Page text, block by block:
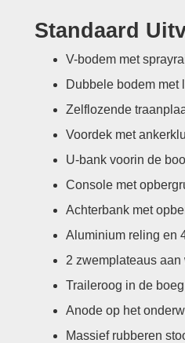
Standaard
V-bodem met
Dubbele bodem met
Zelflozende
Voordek met
U-bank voorin de
Console met
Achterbank met
Aluminium reling en
2 zwemplateaus
Traileroog in de boeg
Anode op het
Massief rubberen